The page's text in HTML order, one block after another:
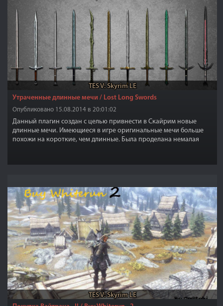
TES V: Skyrim LE
Утраченные длинные мечи / Lost Long Swords
Опубликовано 15.08.2014 в 20:01:02
Данный плагин создан с целью привнести в Скайрим новые
длинные мечи. Имеющиеся в игре оригинальные мечи больше
похожи на короткие, чем длинные. Была проделана немалая
TES V: Skyrim LE